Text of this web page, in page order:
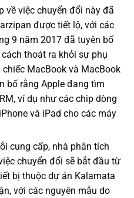
về việc chuyển đổi này đã
được tiết lộ, với các
9 năm 2017 đã tuyên bố
thoát ra khỏi sự phụ
MacBook và MacBook
bố rằng Apple đang tìm
ví dụ như các chip dòng
và iPad cho các máy
cung cấp, nhà phân tích
chuyển đổi sẽ bắt đầu từ
bị thuộc dự án Kalamata
với các nguyên mẫu do